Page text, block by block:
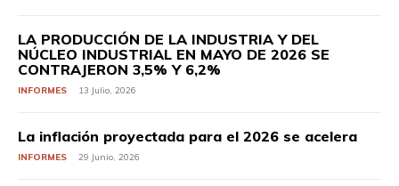
LA PRODUCCIÓN DE LA INDUSTRIA Y DEL
NÚCLEO INDUSTRIAL EN MAYO DE 2026 SE
CONTRAJERON 3,5% Y 6,2%
INFORMES 13 Julio, 2026
La inflación proyectada para el 2026 se acelera
INFORMES 29 Junio, 2026